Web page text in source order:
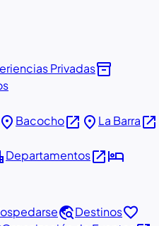
Privadasinventory_2
place Bacochoopen_in_new place La Barraopen_in_new
Departamentosopen_in_newhotel
travel_exploreDestinosfavorite